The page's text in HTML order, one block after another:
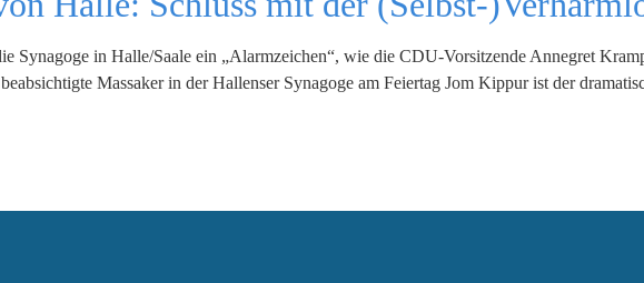
Synagoge in Halle/Saale ein „Alarmzeichen“, wie die CDU-Vorsitzende Annegret
Massaker in der Hallenser Synagoge am Feiertag Jom Kippur ist der